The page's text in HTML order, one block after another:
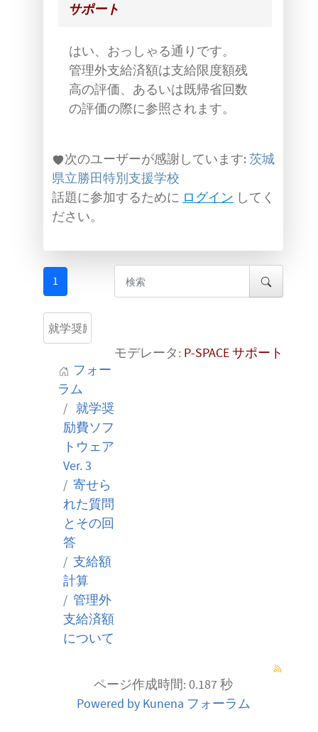
サポート
はい、おっしゃる通りです。
管理外支給済額は支給限度額残
高の評価、あるいは既帰省回数
の評価の際に参照されます。
次のユーザーが感謝しています: 茨城
県立勝田特別支援学校
話題に参加するために ログイン してく
ださい。
1
モデレータ: P-SPACE サポート
フォー
ラム
就学奨
励費ソフ
トウェア
Ver. 3
寄せら
れた質問
とその回
答
支給額
計算
管理外
支給済額
について
ページ作成時間: 0.187 秒
Powered by Kunena フォーラム